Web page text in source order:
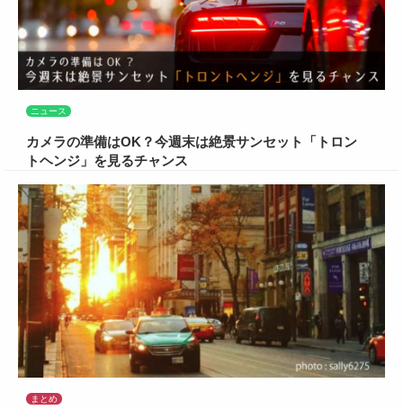
ニュース
カメラの準備はOK？今週末は絶景サンセット「トロン
トヘンジ」を見るチャンス
まとめ